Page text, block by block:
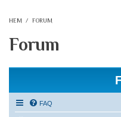
HEM / FORUM
Forum